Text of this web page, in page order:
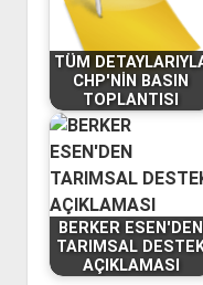
TÜM DETAYLARIYLA
CHP'NİN BASIN
TOPLANTISI
BERKER ESEN'DEN
TARIMSAL DESTEK
AÇIKLAMASI